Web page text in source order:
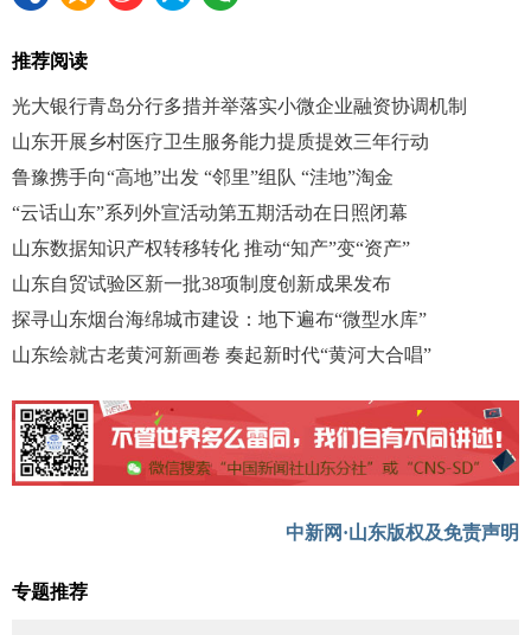
推荐阅读
光大银行青岛分行多措并举落实小微企业融资协调机制
山东开展乡村医疗卫生服务能力提质提效三年行动
鲁豫携手向“高地”出发 “邻里”组队 “洼地”淘金
“云话山东”系列外宣活动第五期活动在日照闭幕
山东数据知识产权转移转化 推动“知产”变“资产”
山东自贸试验区新一批38项制度创新成果发布
探寻山东烟台海绵城市建设：地下遍布“微型水库”
山东绘就古老黄河新画卷 奏起新时代“黄河大合唱”
中新网·山东版权及免责声明
专题推荐